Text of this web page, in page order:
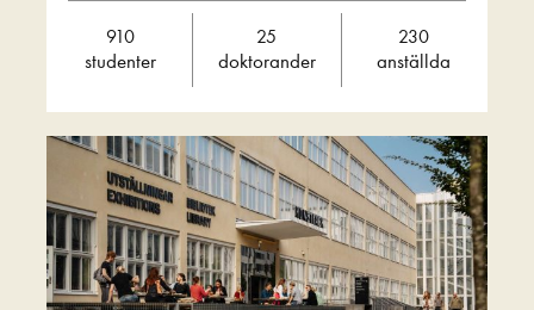
910
studenter
25
doktorander
230
anställda